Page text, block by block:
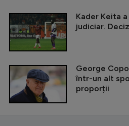
Kader Keita
judiciar.
George
într-un alt
proporții